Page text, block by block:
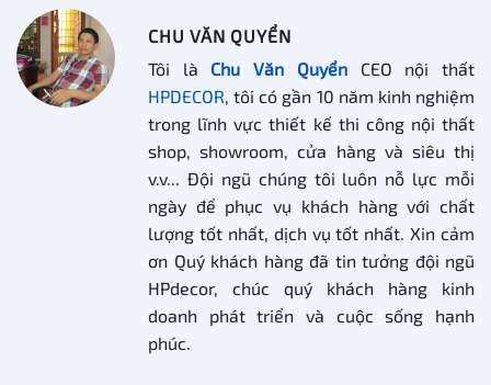
CHU VĂN QUYỂN
Tôi là Chu Văn QuyểnCEO nội thất
HPDECOR, tôi có gần 10 năm kinh nghiệm
trong lĩnh vực thiết kế thi công nội thất
shop, showroom, cửa hàng và siêu thị
v.v... Đội ngũ chúng tôi luôn nỗ lực mỗi
ngày để phục vụ khách hàng với chất
lượng tốt nhất, dịch vụ tốt nhất. Xin cảm
ơn Quý khách hàng đã tin tưởng đội ngũ
HPdecor, chúc quý khách hàng kinh
doanh phát triển và cuộc sống hạnh
phúc.